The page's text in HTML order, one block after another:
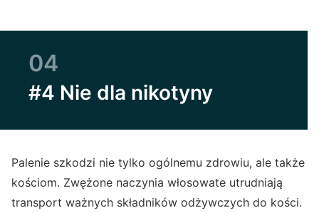
04
#4 Nie dla nikotyny
Palenie szkodzi nie tylko ogólnemu zdrowiu, ale także
kościom. Zwężone naczynia włosowate utrudniają
transport ważnych składników odżywczych do kości.